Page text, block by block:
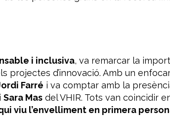
i inclusiva, va remarcar la
projectes d’innovació. Amb un
Farré i va comptar amb la
Sara Masdel VHIR. Tots van coincidir
viu l’envelliment en primera